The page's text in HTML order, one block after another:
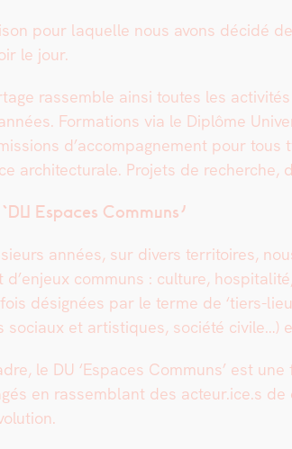
pour laque­lle nous avons décidé
le jour.
rassem­ble ain­si toutes les
For­ma­tions via le Diplôme
d’accompagnement pour
archi­tec­turale. Pro­jets de recherche,
Espaces Com­muns’
années, sur divers ter­ri­toires,
d’en­jeux com­muns : cul­ture,
désignées par le terme de ‘tiers-
soci­aux et artis­tiques, société
le DU ‘Espaces Com­muns’ est
en rassem­blant des acteur.ice.s